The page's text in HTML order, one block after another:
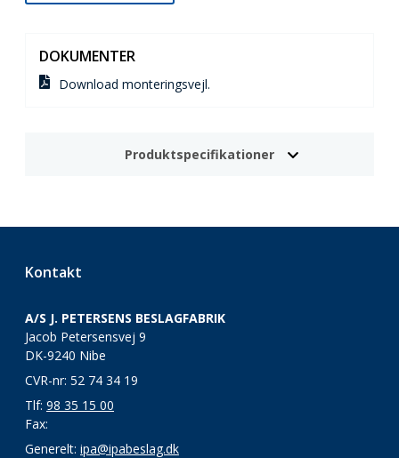
DOKUMENTER
Download monteringsvejl.
Produktspecifikationer
Kontakt
A/S J. PETERSENS BESLAGFABRIK
Jacob Petersensvej 9
DK-9240 Nibe
CVR-nr: 52 74 34 19
Tlf: 98 35 15 00
Fax:
Generelt: ipa@ipabeslag.dk